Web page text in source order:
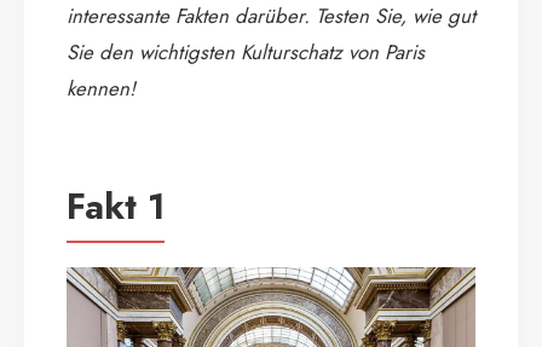
interessante Fakten darüber. Testen Sie, wie gut
Sie den wichtigsten Kulturschatz von Paris
kennen!
Fakt 1